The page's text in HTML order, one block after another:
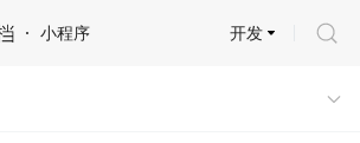
小程序 开发